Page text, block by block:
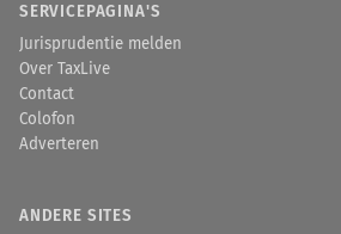
SERVICEPAGINA'S
Jurisprudentie melden
Over TaxLive
Contact
Colofon
Adverteren
ANDERE SITES